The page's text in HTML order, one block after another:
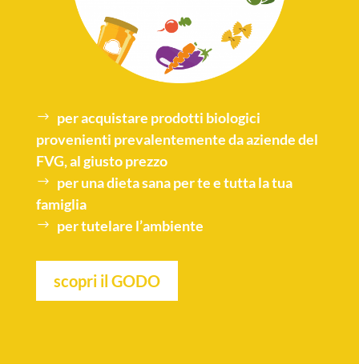
per acquistare prodotti biologici
provenienti prevalentemente da aziende del
FVG, al giusto prezzo
per unadieta sanaper te e tutta la tua
famiglia
per tutelare l’ambiente
scopri il GODO